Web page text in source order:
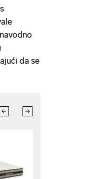
da se